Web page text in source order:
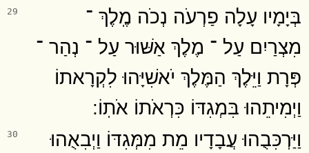
29
בְּיָמָיו עָלָה פַרְעֹה נְכֹה מֶֽלֶךְ ־
מִצְרַיִם עַל ־ מֶלֶךְ אַשּׁוּר עַל ־ נְהַר ־
פְּרָת וַיֵּלֶךְ הַמֶּלֶךְ יֹאשִׁיָּהוּ לִקְרָאתוֹ
וַיְמִיתֵהוּ בִּמְגִדּוֹ כִּרְאֹתוֹ אֹתֽוֹ ׃
30
וַיַּרְכִּבֻהוּ עֲבָדָיו מֵת מִמְּגִדּוֹ וַיְבִאֻהוּ